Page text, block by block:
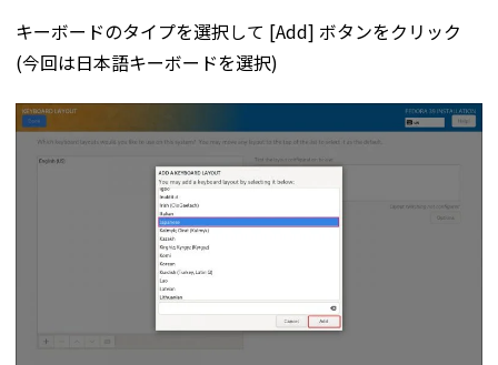
キーボードのタイプを選択して [Add] ボタンをクリック
(今回は日本語キーボードを選択)